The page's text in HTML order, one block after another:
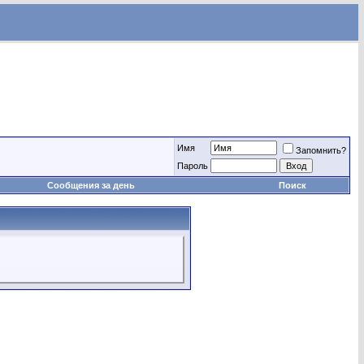
Имя
Запомнить?
Пароль
Сообщения за день Поиск